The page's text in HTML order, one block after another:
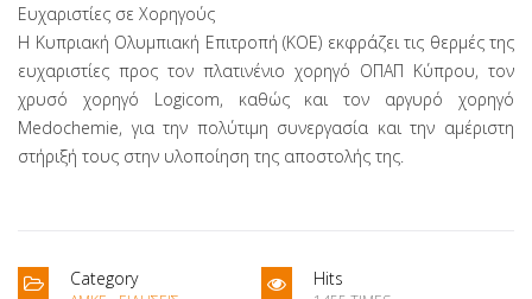
Ευχαριστίες σε Χορηγούς
Η Κυπριακή Ολυμπιακή Επιτροπή (ΚΟΕ) εκφράζει τις θερμές της
ευχαριστίες προς τον πλατινένιο χορηγό ΟΠΑΠ Κύπρου, τον
χρυσό χορηγό Logicom, καθώς και τον αργυρό χορηγό
Medochemie, για την πολύτιμη συνεργασία και την αμέριστη
στήριξή τους στην υλοποίηση της αποστολής της.
Category Hits